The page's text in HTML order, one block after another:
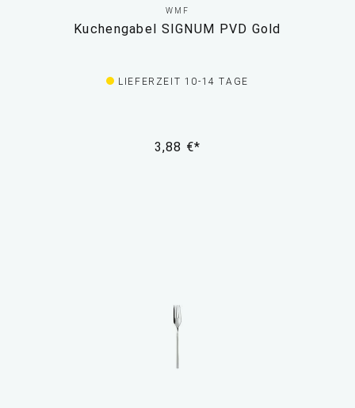
WMF
Kuchengabel SIGNUM PVD Gold
LIEFERZEIT 10-14 TAGE
3,88 €*